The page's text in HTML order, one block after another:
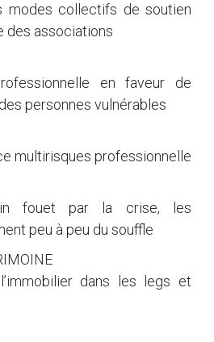
modes collectifs de soutien
des associations
en faveur de
personnes vulnérables
multirisques professionnelle
fouet par la crise, les
peu à peu du souffle
dans les legs et